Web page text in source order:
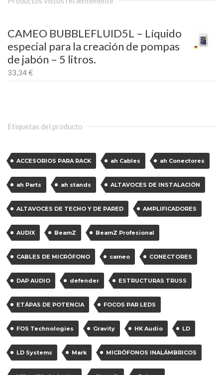
CAMEO BUBBLEFLUID5L – Líquido
especial para la creación de pompas
de jabón – 5 litros.
33,34€
Etiquetas del producto
ACCESORIOS PARA RACK ah Cables ah Conectores
ah Parts ah stands ALTAVOCES DE INSTALACIÓN
ALTAVOCES DE TECHO Y DE PARED AMPLIFICADORES
AUDIX BeamZ BeamZ Profesional
CABLES DE MICRÓFONO cameo CONECTORES
DAP AUDIO defender ESTRUCTURAS TRUSS
ETÁPAS DE POTENCIA FOCOS PAR LEDS
FOS Technologies Gravity HK Audio LD
LD Systems Mark MICRÓFONOS INALÁMBRICOS